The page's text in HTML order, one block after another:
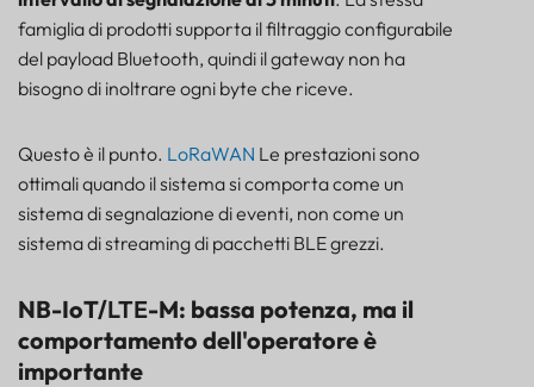
famiglia di prodotti supporta il filtraggio configurabile
del payload Bluetooth, quindi il gateway non ha
bisogno di inoltrare ogni byte che riceve.
Questo è il punto. LoRaWAN Le prestazioni sono
ottimali quando il sistema si comporta come un
sistema di segnalazione di eventi, non come un
sistema di streaming di pacchetti BLE grezzi.
NB-IoT/LTE-M: bassa potenza, ma il
comportamento dell'operatore è
importante